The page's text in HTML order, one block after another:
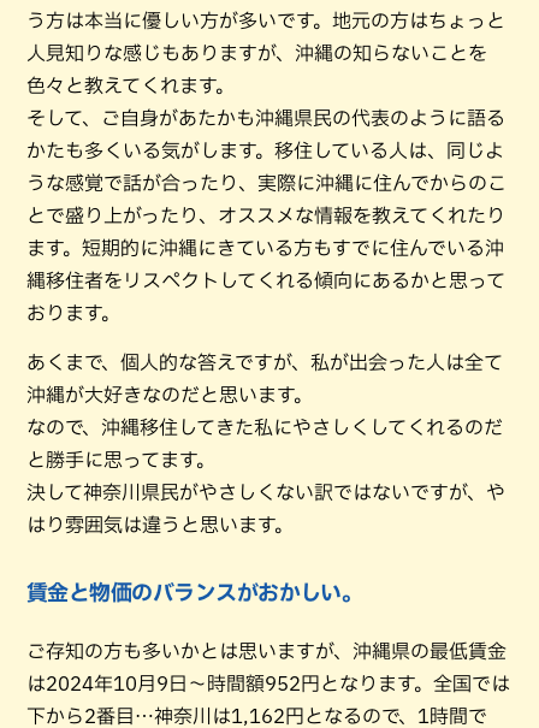
う方は本当に優しい方が多いです。地元の方はちょっと
人見知りな感じもありますが、沖縄の知らないことを
色々と教えてくれます。
そして、ご自身があたかも沖縄県民の代表のように語る
かたも多くいる気がします。移住している人は、同じよ
うな感覚で話が合ったり、実際に沖縄に住んでからのこ
とで盛り上がったり、オススメな情報を教えてくれたり
ます。短期的に沖縄にきている方もすでに住んでいる沖
縄移住者をリスペクトしてくれる傾向にあるかと思って
おります。
あくまで、個人的な答えですが、私が出会った人は全て
沖縄が大好きなのだと思います。
なので、沖縄移住してきた私にやさしくしてくれるのだ
と勝手に思ってます。
決して神奈川県民がやさしくない訳ではないですが、や
はり雰囲気は違うと思います。
賃金と物価のバランスがおかしい。
ご存知の方も多いかとは思いますが、沖縄県の最低賃金
は2024年10月9日〜時間額952円となります。全国では
下から2番目…神奈川は1,162円となるので、1時間で